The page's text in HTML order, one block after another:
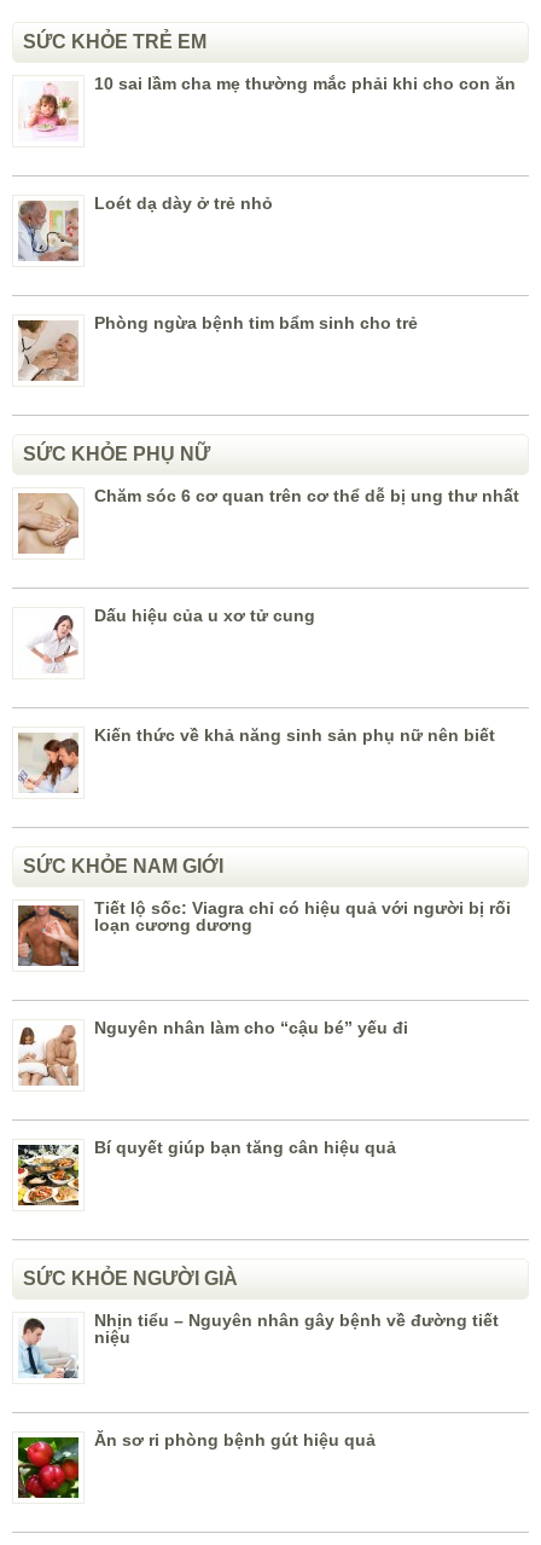
SỨC KHỎE TRẺ EM
10 sai lầm cha mẹ thường mắc phải khi cho con ăn
Loét dạ dày ở trẻ nhỏ
Phòng ngừa bệnh tim bẩm sinh cho trẻ
SỨC KHỎE PHỤ NỮ
Chăm sóc 6 cơ quan trên cơ thể dễ bị ung thư nhất
Dấu hiệu của u xơ tử cung
Kiến thức về khả năng sinh sản phụ nữ nên biết
SỨC KHỎE NAM GIỚI
Tiết lộ sốc: Viagra chỉ có hiệu quả với người bị rối
loạn cương dương
Nguyên nhân làm cho “cậu bé” yếu đi
Bí quyết giúp bạn tăng cân hiệu quả
SỨC KHỎE NGƯỜI GIÀ
Nhịn tiểu – Nguyên nhân gây bệnh về đường tiết
niệu
Ăn sơ ri phòng bệnh gút hiệu quả